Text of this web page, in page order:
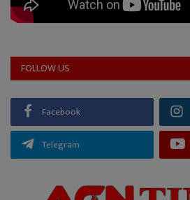
FOLLOW US
Facebook
Telegram